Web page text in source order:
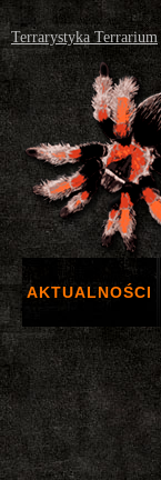
Terrarystyka Terrarium
AKTUALNOŚCI